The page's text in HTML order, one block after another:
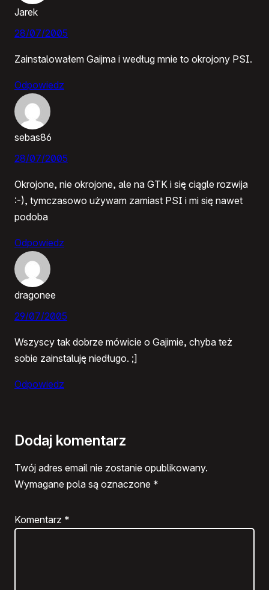
Jarek
28/07/2005
Zainstalowałem Gaijma i według mnie to okrojony PSI.
Odpowiedz
sebas86
28/07/2005
Okrojone, nie okrojone, ale na GTK i się ciągle rozwija
:-), tymczasowo używam zamiast PSI i mi się nawet
podoba
Odpowiedz
dragonee
29/07/2005
Wszyscy tak dobrze mówicie o Gajimie, chyba też
sobie zainstaluję niedługo. ;]
Odpowiedz
Dodaj komentarz
Twój adres email nie zostanie opublikowany.
Wymagane pola są oznaczone *
Komentarz *